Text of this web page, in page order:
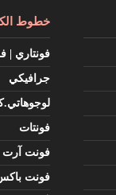
خطوط
فونتاري |
جرافيكي
فونتات
فونت آرت
فونت